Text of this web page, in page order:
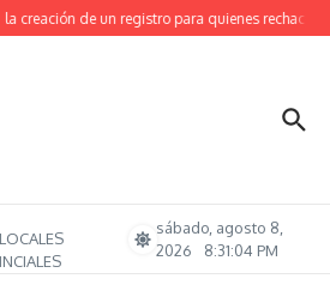
creación de un registro para quienes rechacen
LOCALES
sábado, agosto 8,
2026
8:31:05 PM